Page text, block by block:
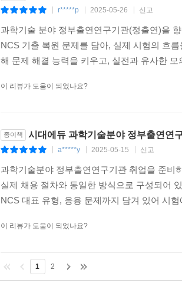
r*****p 2025-05-26 신고
과학기술 분야 정부출연연구기관(정출연)을
NCS 기출 복원 문제를 담아, 실제 시험의 흐
해 문제 해결 능력을 키우고, 실전과 유사한
이 리뷰가 도움이 되었나요?
종이책 시대에듀 과학기술분야 정부출연연
a*****y 2025-05-15 신고
과학기술분야 정부출연연구기관 취업을 준비
실제 채용 절차와 동일한 방식으로 구성되어
NCS 대표 유형, 응용 문제까지 담겨 있어 시
이 리뷰가 도움이 되었나요?
1 2